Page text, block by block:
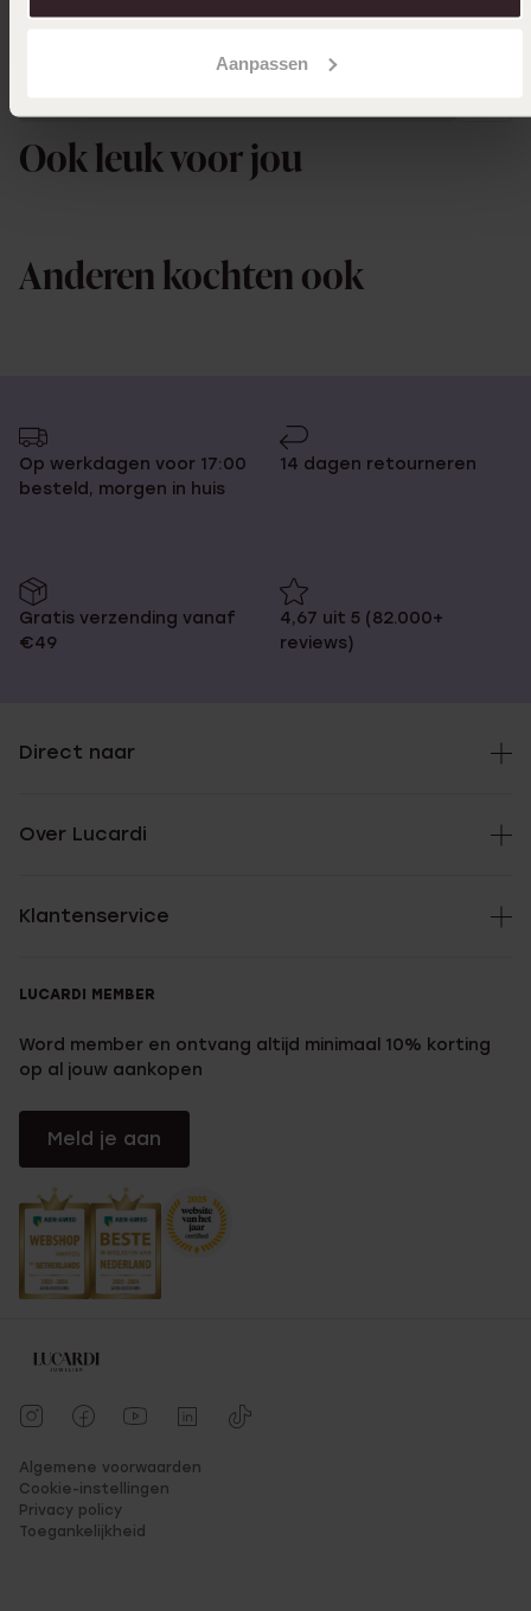
Aanpassen
Ook leuk voor jou
Anderen kochten ook
Op werkdagen voor 17:00
besteld, morgen in huis
14 dagen retourneren
Gratis verzending vanaf
€49
4,67 uit 5 (82.000+
reviews)
Direct naar
Over Lucardi
Klantenservice
LUCARDI MEMBER
Word member en ontvang altijd minimaal 10% korting
op al jouw aankopen
Meld je aan
Algemene voorwaarden
Cookie-instellingen
Privacy policy
Toegankelijkheid